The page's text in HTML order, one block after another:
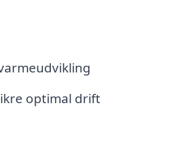
optimal drift